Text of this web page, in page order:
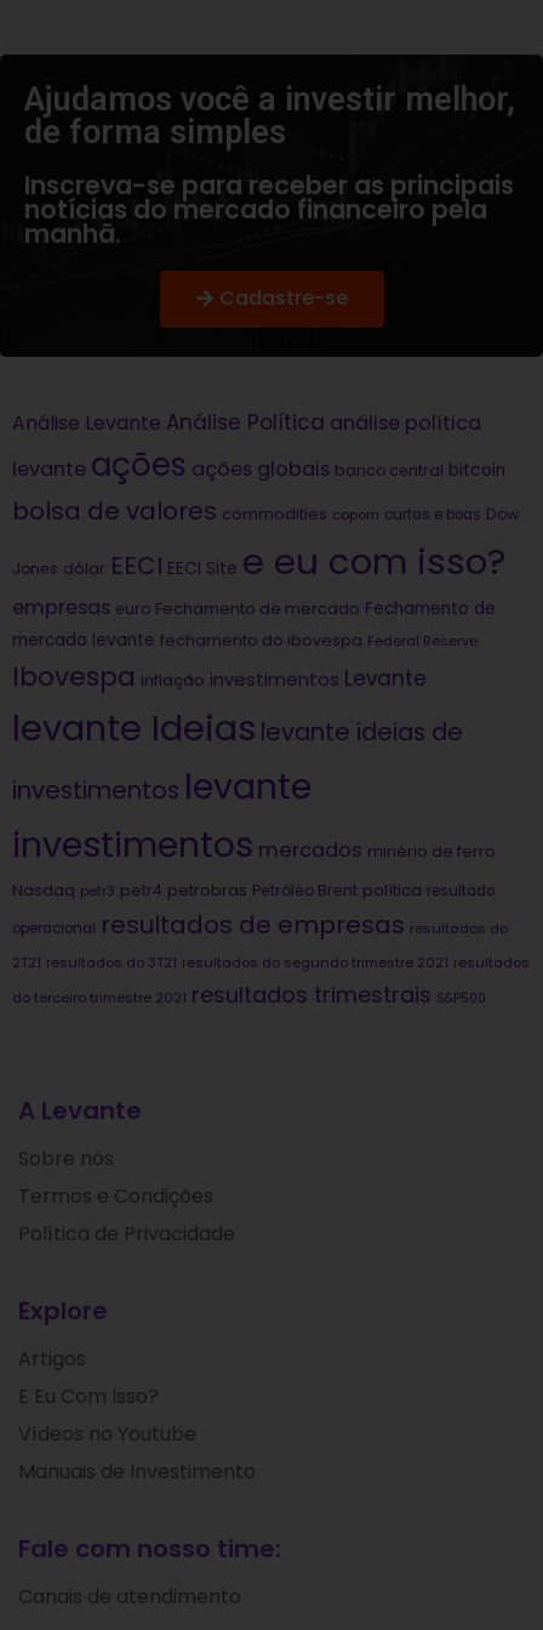
Ajudamos você a investir melhor,
de forma simples​
Inscreva-se para receber as principais
notícias do mercado financeiro pela
manhã.
Cadastre-se
Análise Levante Análise Política análise política
levante ações ações globais banco central bitcoin
bolsa de valores commodities copom curtas e boas Dow
Jones dólar EECI EECI Site e eu com isso?
empresas euro Fechamento de mercado Fechamento de
mercado levante fechamento do ibovespa Federal Reserve
Ibovespa inflação investimentos Levante
levante Ideias levante ideias de
investimentos levante
investimentos mercados minério de ferro
Nasdaq petr3 petr4 petrobras Petróleo Brent política resultado
operacional resultados de empresas resultados do
2T21 resultados do 3T21 resultados do segundo trimestre 2021 resultados
do terceiro trimestre 2021 resultados trimestrais S&P500
A Levante
Sobre nós
Termos e Condições
Política de Privacidade
Explore
Artigos
E Eu Com Isso?
Vídeos no Youtube
Manuais de Investimento
Fale com nosso time:
Canais de atendimento